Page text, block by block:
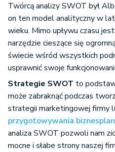
Twórcą analizy SWOT był
on ten model analityczny w
wieku. Mimo upływu czasu
narzędzie cieszące się
świecie wśród wszystkich
usprawnić swoje
Strategie SWOT to
może zabraknąć podczas
strategii marketingowej firmy
przygotowywania
analiza SWOT pozwoli nam
mocne i słabe strony naszej